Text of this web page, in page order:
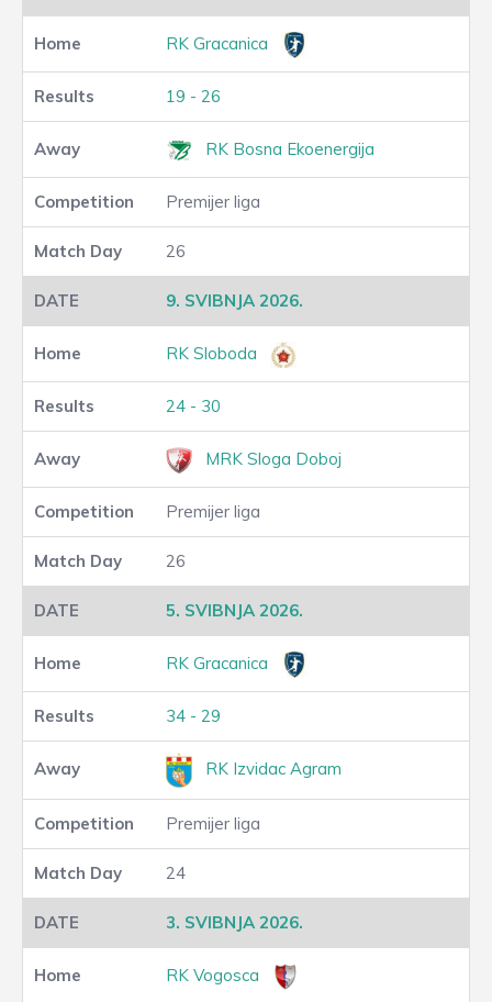
RK Gracanica
19 - 26
RK Bosna Ekoenergija
Premijer liga
26
9. SVIBNJA 2026.
RK Sloboda
24 - 30
MRK Sloga Doboj
Premijer liga
26
5. SVIBNJA 2026.
RK Gracanica
34 - 29
RK Izvidac Agram
Premijer liga
24
3. SVIBNJA 2026.
RK Vogosca